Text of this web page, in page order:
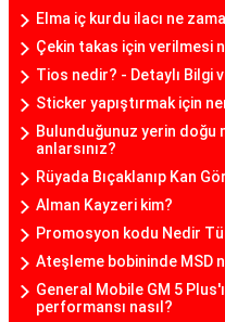
Elma iç kurdu ilacı ne
Çekin takas için verilmesi
Tios nedir? - Detaylı Bilgi
Sticker yapıştırmak için
Bulunduğunuz yerin doğu
anlarsınız?
Rüyada Bıçaklanıp Kan
Alman Kayzeri kim?
Promosyon kodu Nedir
Ateşleme bobininde MSD
General Mobile GM 5
performansı nasıl?